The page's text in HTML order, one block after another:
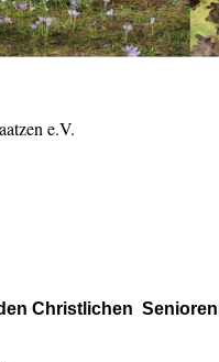
e.V.
Christlichen